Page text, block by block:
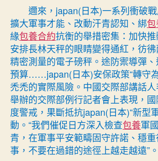
邇來，japan(日本)一系列衝破
擴大軍事才能、改動汗青認知、綁
緣包養合約抗衡的舉措密集：加快推
安排長林天秤的眼睛變得通紅，彷
精密測量的電子磅秤。途防禦導彈
預算……japan(日本)安保政策“轉守
禿禿的實際風險。中國交際部講話
舉辦的交際部例行記者會上表現，
度警戒，果斷抵抗japan(日本)“新型
動。“我們催促日方深入檢查包養軍
青，在軍事平安範疇固守許諾、穩
事，不要在過錯的途徑上越走越遠”。